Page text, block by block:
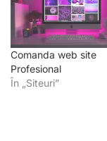
Comanda web site
Profesional
În „Siteuri”